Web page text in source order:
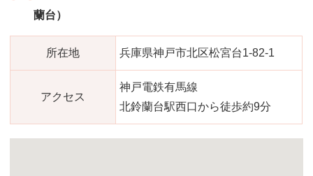
蘭台）
所在地 兵庫県神戸市北区松宮台1-82-1
アクセス
神戸電鉄有馬線
北鈴蘭台駅西口から徒歩約9分